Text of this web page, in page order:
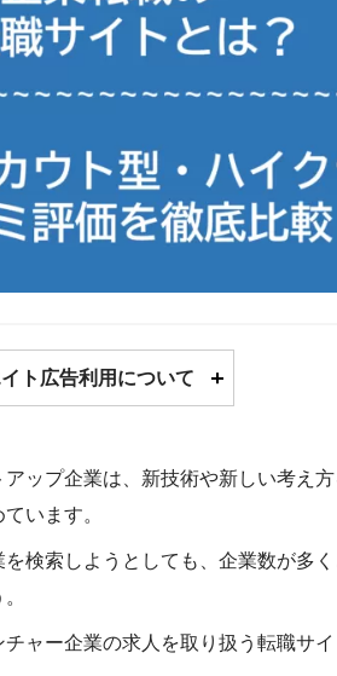
ト広告利用について
ップ企業は、新技術や新しい考え
います。
検索しようとしても、企業数が多
ャー企業の求人を取り扱う転職サイ